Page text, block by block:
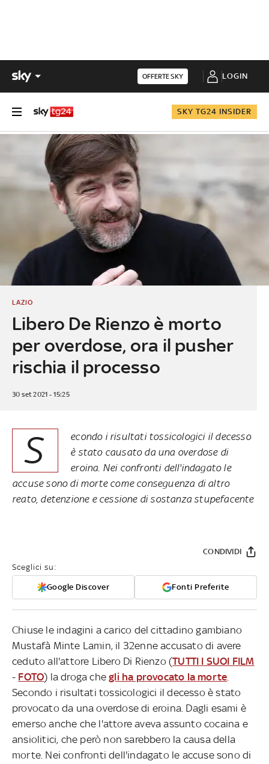
OFFERTE SKY LOGIN
SKY TG24 INSIDER
Libero De Rienzo è morto
per overdose, ora il pusher
rischia il processo
LAZIO
30 set 2021 - 15:25
S
econdo i risultati tossicologici il decesso
è stato causato da una overdose di
eroina. Nei confronti dell'indagato le
accuse sono di morte come conseguenza di altro
reato, detenzione e cessione di sostanza stupefacente
Sceglici su:
Google Discover Fonti Preferite
CONDIVIDI
Chiuse le indagini a carico del cittadino gambiano
Mustafà Minte Lamin, il 32enne accusato di avere
ceduto all'attore Libero Di Rienzo (TUTTI I SUOI FILM
- FOTO) la droga chegli ha provocato la morte
Secondo i risultati tossicologici il decesso è stato
provocato da una overdose di eroina. Dagli esami è
emerso anche che l'attore aveva assunto cocaina e
ansiolitici, che però non sarebbero la causa della
morte. Nei confronti dell'indagato le accuse sono di